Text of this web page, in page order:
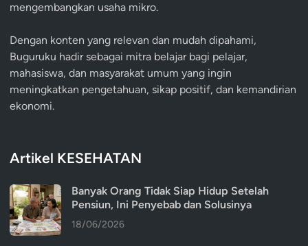
mengembangkan usaha mikro.
Dengan konten yang relevan dan mudah dipahami,
Buguruku hadir sebagai mitra belajar bagi pelajar,
mahasiswa, dan masyarakat umum yang ingin
meningkatkan pengetahuan, sikap positif, dan kemandirian
ekonomi.
Artikel KESEHATAN
Banyak Orang Tidak Siap Hidup Setelah
Pensiun, Ini Penyebab dan Solusinya
18/06/2026